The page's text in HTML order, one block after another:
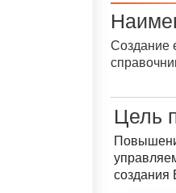
Создание
Цель